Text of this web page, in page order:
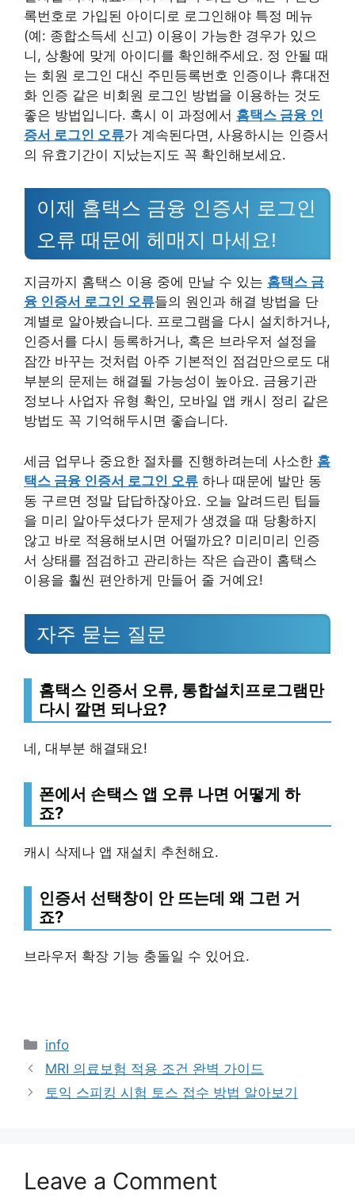
록번호로 가입된 아이디로 로그인해야 특정 메뉴
(예: 종합소득세 신고) 이용이 가능한 경우가 있으
니, 상황에 맞게 아이디를 확인해주세요. 정 안될 때
는 회원 로그인 대신 주민등록번호 인증이나 휴대전
화 인증 같은 비회원 로그인 방법을 이용하는 것도
좋은 방법입니다. 혹시 이 과정에서 홈택스 금융 인
증서 로그인 오류가 계속된다면, 사용하시는 인증서
의 유효기간이 지났는지도 꼭 확인해보세요.
이제 홈택스 금융 인증서 로그인
오류 때문에 헤매지 마세요!
지금까지 홈택스 이용 중에 만날 수 있는 홈택스 금
융 인증서 로그인 오류들의 원인과 해결 방법을 단
계별로 알아봤습니다. 프로그램을 다시 설치하거나,
인증서를 다시 등록하거나, 혹은 브라우저 설정을
잠깐 바꾸는 것처럼 아주 기본적인 점검만으로도 대
부분의 문제는 해결될 가능성이 높아요. 금융기관
정보나 사업자 유형 확인, 모바일 앱 캐시 정리 같은
방법도 꼭 기억해두시면 좋습니다.
세금 업무나 중요한 절차를 진행하려는데 사소한 홈
택스 금융 인증서 로그인 오류 하나 때문에 발만 동
동 구르면 정말 답답하잖아요. 오늘 알려드린 팁들
을 미리 알아두셨다가 문제가 생겼을 때 당황하지
않고 바로 적용해보시면 어떨까요? 미리미리 인증
서 상태를 점검하고 관리하는 작은 습관이 홈택스
이용을 훨씬 편안하게 만들어 줄 거예요!
자주 묻는 질문
홈택스 인증서 오류, 통합설치프로그램만
다시 깔면 되나요?
네, 대부분 해결돼요!
폰에서 손택스 앱 오류 나면 어떻게 하
죠?
캐시 삭제나 앱 재설치 추천해요.
인증서 선택창이 안 뜨는데 왜 그런 거
죠?
브라우저 확장 기능 충돌일 수 있어요.
Categories
info
MRI 의료보험 적용 조건 완벽 가이드
토익 스피킹 시험 토스 접수 방법 알아보기
Leave a Comment